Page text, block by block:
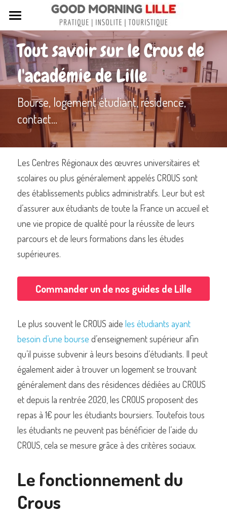
Tous nos articles
Sortir à Lille
Lille de A à Z
Nos livres sur Lille
Lille insolite et secret
Toutes les rues de Lille
Rechercher
Commander un de nos livres sur Lille
Tout savoir sur le Crous de
l'académie de Lille
Bourse, logement étudiant, résidence,
contact...
Les Centres Régionaux des œuvres universitaires et
scolaires ou plus généralement appelés CROUS sont
des établissements publics administratifs. Leur but est
d’assurer aux étudiants de toute la France un accueil et
une vie propice de qualité pour la réussite de leurs
parcours et de leurs formations dans les études
supérieures.
Commander un de nos guides de Lille
Le plus souvent le CROUS aide les étudiants ayant
besoin d’une bourse d’enseignement supérieur afin
qu’il puisse subvenir à leurs besoins d’étudiants. Il peut
également aider à trouver un logement se trouvant
généralement dans des résidences dédiées au CROUS
et depuis la rentrée 2020, les CROUS proposent des
repas à 1€ pour les étudiants boursiers. Toutefois tous
les étudiants ne peuvent pas bénéficier de l’aide du
CROUS, cela se mesure grâce à des critères sociaux.
Le fonctionnement du
Crous